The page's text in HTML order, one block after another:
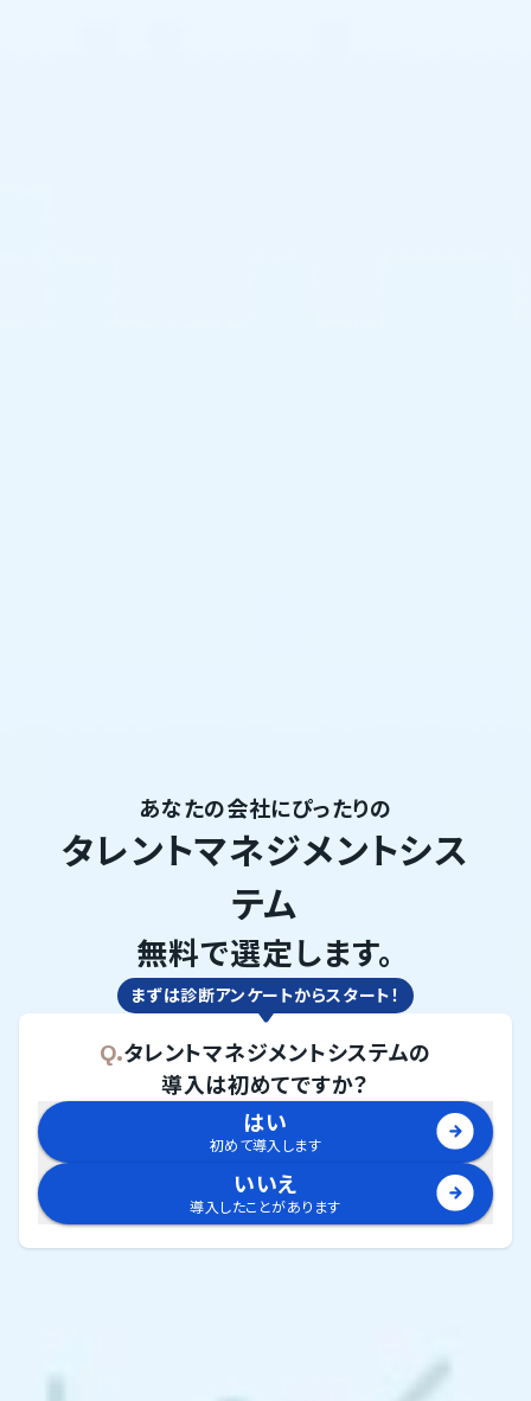
あなたの会社にぴったりの
タレントマネジメントシス
テム
無料で選定します。
まずは診断アンケートからスタート！
Q.タレントマネジメントシステムの
導入は初めてですか？
はい
初めて導入します
いいえ
導入したことがあります